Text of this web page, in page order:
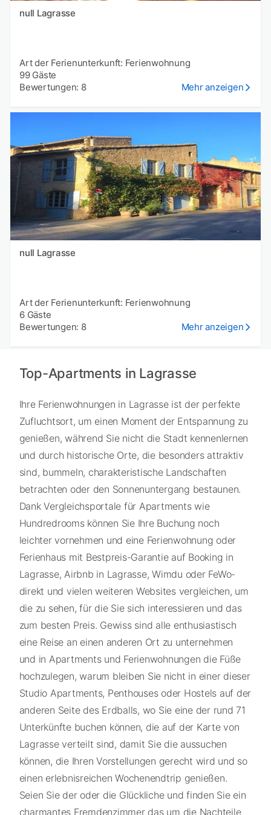
null Lagrasse
Art der Ferienunterkunft: Ferienwohnung
99 Gäste
Bewertungen: 8
Mehr anzeigen
null Lagrasse
Art der Ferienunterkunft: Ferienwohnung
6 Gäste
Bewertungen: 8
Mehr anzeigen
Top-Apartments in Lagrasse
Ihre Ferienwohnungen in Lagrasse ist der perfekte
Zufluchtsort, um einen Moment der Entspannung zu
genießen, während Sie nicht die Stadt kennenlernen
und durch historische Orte, die besonders attraktiv
sind, bummeln, charakteristische Landschaften
betrachten oder den Sonnenuntergang bestaunen.
Dank Vergleichsportale für Apartments wie
Hundredrooms können Sie Ihre Buchung noch
leichter vornehmen und eine Ferienwohnung oder
Ferienhaus mit Bestpreis-Garantie auf Booking in
Lagrasse, Airbnb in Lagrasse, Wimdu oder FeWo-
direkt und vielen weiteren Websites vergleichen, um
die zu sehen, für die Sie sich interessieren und das
zum besten Preis. Gewiss sind alle enthusiastisch
eine Reise an einen anderen Ort zu unternehmen
und in Apartments und Ferienwohnungen die Füße
hochzulegen, warum bleiben Sie nicht in einer dieser
Studio Apartments, Penthouses oder Hostels auf der
anderen Seite des Erdballs, wo Sie eine der rund 71
Unterkünfte buchen können, die auf der Karte von
Lagrasse verteilt sind, damit Sie die aussuchen
können, die Ihren Vorstellungen gerecht wird und so
einen erlebnisreichen Wochenendtrip genießen.
Seien Sie der oder die Glückliche und finden Sie ein
charmantes Fremdenzimmer das um die Nachteile